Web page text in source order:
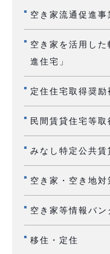
空き家流通促進事
空き家を活用し
進住宅」
定住住宅取得奨励
民間賃貸住宅等取
みなし特定公共
空き家・空き地対
空き家等情報バン
移住・定住